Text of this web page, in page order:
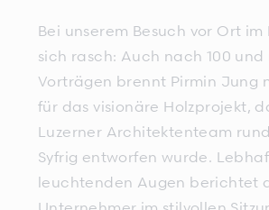
Bei unserem Besuch vor Ort
sich rasch: Auch nach 100 und
Vorträgen brennt Pirmin Jung
für das visionäre Holzprojekt,
Luzerner Architektenteam
Syfrig entworfen wurde.
leuchtenden Augen berichtet